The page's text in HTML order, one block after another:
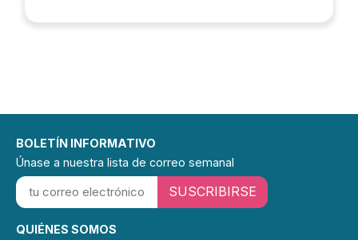
QUIÉNES SOMOS
BOLETÍN INFORMATIVO
Únase a nuestra lista de correo semanal
SUSCRIBIRSE